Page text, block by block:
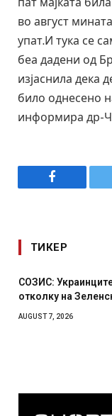
во август
упат.И тука се
беа дадени од
изјаснила дека
било однесено
информира др-
Facebook
ТИКЕР
на генералите